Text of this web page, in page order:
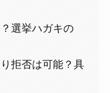
選挙ハガキの
拒否は可能？具